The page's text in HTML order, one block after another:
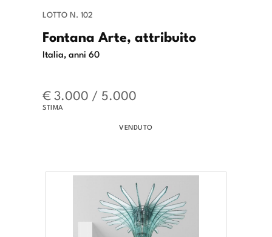
LOTTO N. 102
Fontana Arte, attribuito
Italia, anni 60
€ 3.000 / 5.000
STIMA
VENDUTO